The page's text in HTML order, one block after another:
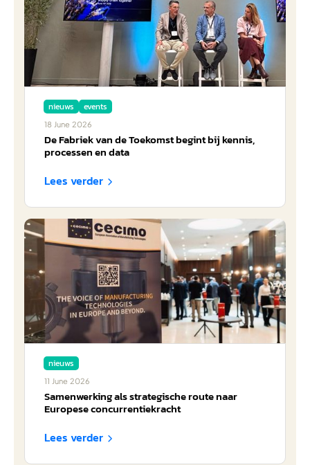
nieuws events
18 June 2026
De Fabriek van de Toekomst begint bij kennis,
processen en data
Lees verder 
nieuws
11 June 2026
Samenwerking als strategische route naar
Europese concurrentiekracht
Lees verder 